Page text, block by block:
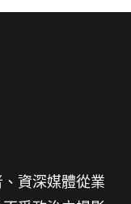
資深媒體從業